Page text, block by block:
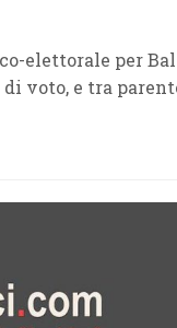
elettorale per
voto, e tra